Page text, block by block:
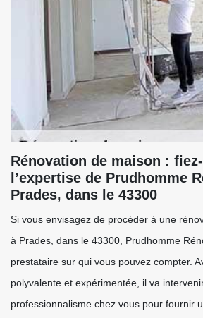
Rénovation de maison :
l’expertise de Prudhomme
Prades, dans le 43300
Si vous envisagez de procéder à une
à Prades, dans le 43300, Prudhomme
prestataire sur qui vous pouvez compter.
polyvalente et expérimentée, il va
professionnalisme chez vous pour fournir